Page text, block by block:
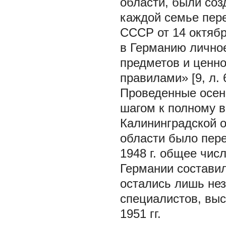
каждой семье
СССР от 14
в Германию
предметов и
правилами» [9, л.
Проведенные
шагом к полному
Калининградской
области было
1948 г. общее
Германии
остались лишь
специалистов,
1951 гг.